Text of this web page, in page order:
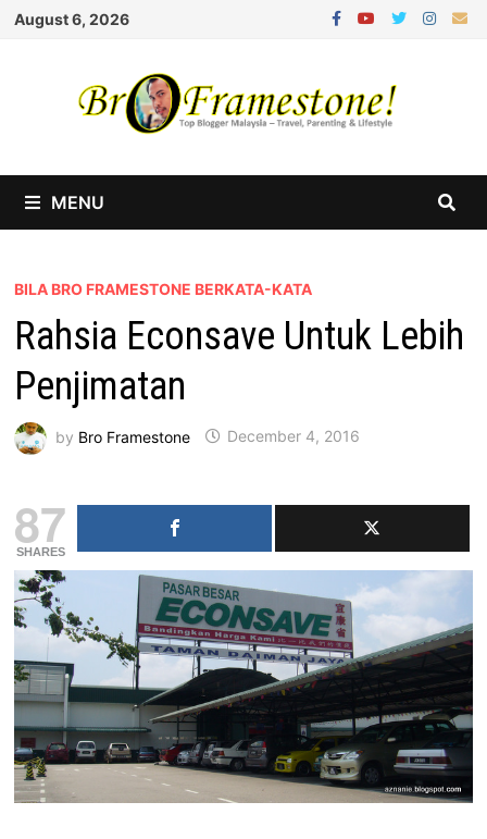
Skip
August 6, 2026
MENU
BILA BRO FRAMESTONE BERKATA-KATA
Rahsia Econsave Untuk Lebih
Penjimatan
by Bro Framestone December 4, 2016
87
SHARES